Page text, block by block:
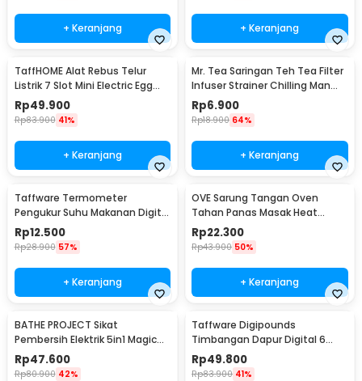
+ Keranjang + Keranjang
TaffHOME Alat Rebus Telur
Listrik 7 Slot Mini Electric Egg
Cooker 350W - YS-203
Rp49.900
Rp83.900 41%
+ Keranjang
Mr. Tea Saringan Teh Tea Filter
Infuser Strainer Chilling Man
Silicon - MR03
Rp6.900
Rp18.900 64%
+ Keranjang
Taffware Termometer
Pengukur Suhu Makanan Digital
Daging Kopi Susu - TP101
Rp12.500
Rp28.900 57%
+ Keranjang
OVE Sarung Tangan Oven
Tahan Panas Masak Heat
Resistant Gloves - 540F
Rp22.300
Rp43.900 50%
+ Keranjang
BATHE PROJECT Sikat
Pembersih Elektrik 5in1 Magic
Brush Rechargeable - WQ8110
Rp47.600
Rp80.900 42%
Taffware Digipounds
Timbangan Dapur Digital 6
Satuan 1kg 0.1g - i2000
Rp49.800
Rp83.900 41%